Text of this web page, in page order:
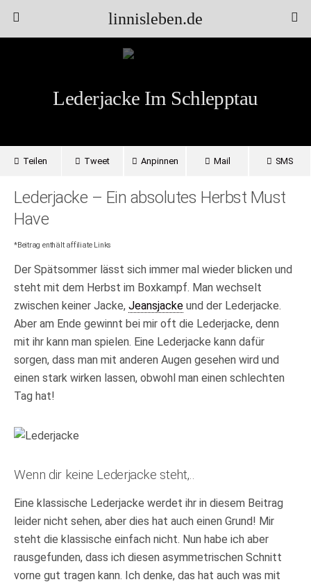
linnisleben.de
Lederjacke Im Schlepptau
Teilen Tweet Anpinnen Mail SMS
Lederjacke – Ein absolutes Herbst Must
Have
*Beitrag enthält affiliate Links
Der Spätsommer lässt sich immer mal wieder blicken und
steht mit dem Herbst im Boxkampf. Man wechselt
zwischen keiner Jacke, Jeansjacke und der Lederjacke.
Aber am Ende gewinnt bei mir oft die Lederjacke, denn
mit ihr kann man spielen. Eine Lederjacke kann dafür
sorgen, dass man mit anderen Augen gesehen wird und
einen stark wirken lassen, obwohl man einen schlechten
Tag hat!
Wenn dir keine Lederjacke steht,..
Eine klassische Lederjacke werdet ihr in diesem Beitrag
leider nicht sehen, aber dies hat auch einen Grund! Mir
steht die klassische einfach nicht. Nun habe ich aber
rausgefunden, dass ich diesen asymmetrischen Schnitt
vorne gut tragen kann. Ich denke, das hat auch was mit